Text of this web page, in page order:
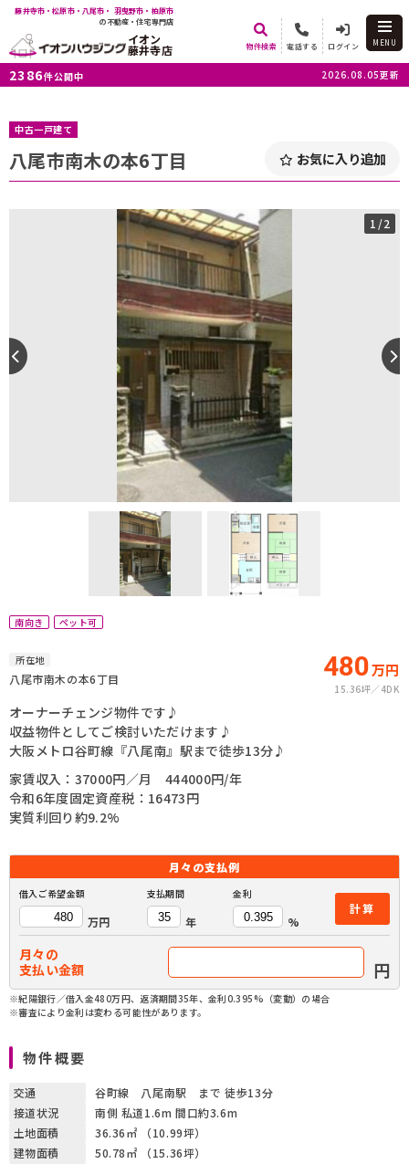
藤井寺市・松原市・八尾市・ 羽曳野市・柏原市
の不動産・住宅専門店
イオン
藤井寺店 物件検索 電話する ログイン MENU
2386件公開中 2026.08.05更新
中古一戸建て
八尾市南木の本6丁目 お気に入り追加
1 /2
南向き ペット可
所在地
八尾市南木の本6丁目 480万円
15.36坪 4DK
オーナーチェンジ物件です♪
収益物件としてご検討いただけます♪
大阪メトロ谷町線『八尾南』駅まで徒歩13分♪
家賃収入：37000円／月 444000円/年
令和6年度固定資産税：16473円
実質利回り約9.2%
月々の支払例
借入ご希望金額
万円
支払期間
年
金利
%
計算
月々の
支払い金額
円
※紀陽銀行／借入金480万円、返済期間35年、金利0.395%（変動）の場合
※審査により金利は変わる可能性があります。
物件概要
交通
谷町線 八尾南駅 まで 徒歩13分
接道状況
南側 私道1.6m 間口約3.6m
土地面積
36.36㎡ （10.99坪）
建物面積
50.78㎡ （15.36坪）